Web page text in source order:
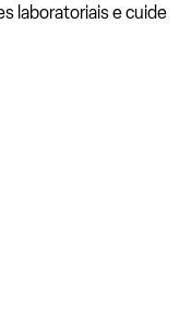
laboratoriais e cuide